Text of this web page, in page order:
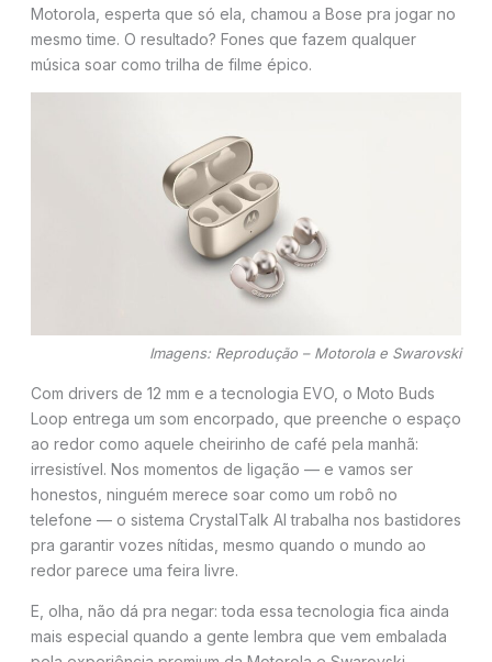
Motorola, esperta que só ela, chamou a Bose pra jogar no
mesmo time. O resultado? Fones que fazem qualquer
música soar como trilha de filme épico.
Imagens: Reprodução – Motorola e Swarovski
Com drivers de 12 mm e a tecnologia EVO, o Moto Buds
Loop entrega um som encorpado, que preenche o espaço
ao redor como aquele cheirinho de café pela manhã:
irresistível. Nos momentos de ligação — e vamos ser
honestos, ninguém merece soar como um robô no
telefone — o sistema CrystalTalk AI trabalha nos bastidores
pra garantir vozes nítidas, mesmo quando o mundo ao
redor parece uma feira livre.
E, olha, não dá pra negar: toda essa tecnologia fica ainda
mais especial quando a gente lembra que vem embalada